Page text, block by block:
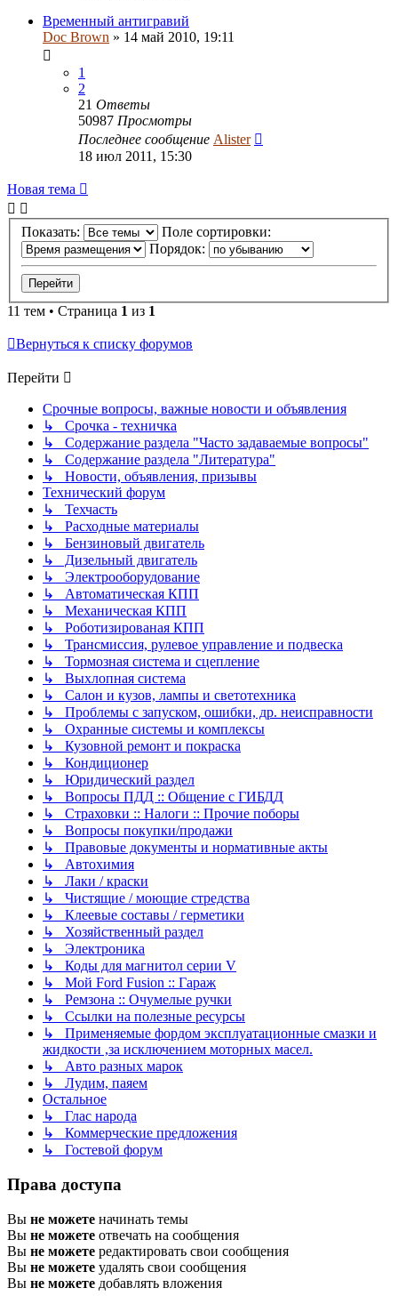
Временный антигравий
Doc Brown » 14 май 2010, 19:11
1
2
21 Ответы
50987 Просмотры
Последнее сообщение Alister
18 июл 2011, 15:30
Новая тема
Показать:
Поле сортировки:
Порядок:
11 тем • Страница 1 из 1
Вернуться к списку форумов
Перейти
Срочные вопросы, важные новости и объявления
↳ Срочка - техничка
↳ Содержание раздела "Часто задаваемые вопросы"
↳ Содержание раздела "Литература"
↳ Новости, объявления, призывы
Технический форум
↳ Техчасть
↳ Расходные материалы
↳ Бензиновый двигатель
↳ Дизельный двигатель
↳ Электрооборудование
↳ Автоматическая КПП
↳ Механическая КПП
↳ Роботизированая КПП
↳ Трансмиссия, рулевое управление и подвеска
↳ Тормозная система и сцепление
↳ Выхлопная система
↳ Салон и кузов, лампы и светотехника
↳ Проблемы с запуском, ошибки, др. неисправности
↳ Охранные системы и комплексы
↳ Кузовной ремонт и покраска
↳ Кондиционер
↳ Юридический раздел
↳ Вопросы ПДД :: Общение с ГИБДД
↳ Страховки :: Налоги :: Прочие поборы
↳ Вопросы покупки/продажи
↳ Правовые документы и нормативные акты
↳ Автохимия
↳ Лаки / краски
↳ Чистящие / моющие стредства
↳ Клеевые составы / герметики
↳ Хозяйственный раздел
↳ Электроника
↳ Коды для магнитол серии V
↳ Мой Ford Fusion :: Гараж
↳ Ремзона :: Очумелые ручки
↳ Ссылки на полезные ресурсы
↳ Применяемые фордом эксплуатационные смазки и
жидкости ,за исключением моторных масел.
↳ Авто разных марок
↳ Лудим, паяем
Остальное
↳ Глас народа
↳ Коммерческие предложения
↳ Гостевой форум
Права доступа
Вы не можете начинать темы
Вы не можете отвечать на сообщения
Вы не можете редактировать свои сообщения
Вы не можете удалять свои сообщения
Вы не можете добавлять вложения